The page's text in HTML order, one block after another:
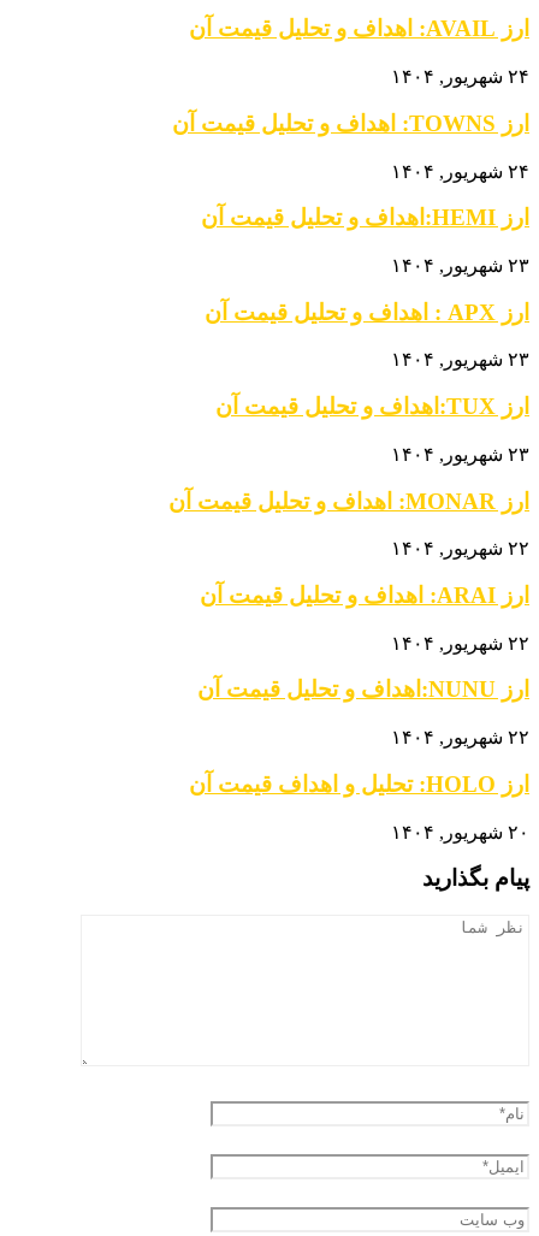
ارز AVAIL: اهداف و تحلیل قیمت آن
۲۴ شهریور, ۱۴۰۴
ارز TOWNS: اهداف و تحلیل قیمت آن
۲۴ شهریور, ۱۴۰۴
ارز HEMI:اهداف و تحلیل قیمت آن
۲۳ شهریور, ۱۴۰۴
ارز APX : اهداف و تحلیل قیمت آن
۲۳ شهریور, ۱۴۰۴
ارز TUX:اهداف و تحلیل قیمت آن
۲۳ شهریور, ۱۴۰۴
ارز MONAR: اهداف و تحلیل قیمت آن
۲۲ شهریور, ۱۴۰۴
ارز ARAI: اهداف و تحلیل قیمت آن
۲۲ شهریور, ۱۴۰۴
ارز NUNU:اهداف و تحلیل قیمت آن
۲۲ شهریور, ۱۴۰۴
ارز HOLO: تحلیل و اهداف قیمت آن
۲۰ شهریور, ۱۴۰۴
پیام بگذارید